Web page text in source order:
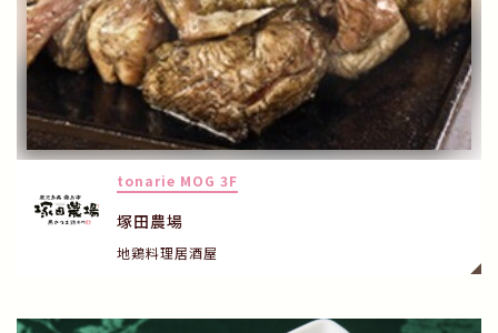
tonarie MOG 3F
塚田農場
地鶏料理居酒屋